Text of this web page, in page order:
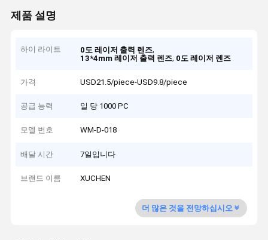
제품 설명
하이 라이트 0도 레이저 출력 렌즈,
13*4mm 레이저 출력 렌즈, 0도 레이저 렌즈
가격 USD21.5/piece-USD9.8/piece
공급 능력 일 당 1000 PC
모델 번호 WM-D-018
배달 시간 7일입니다
브랜드 이름 XUCHEN
더 많은 것을 전망하십시오